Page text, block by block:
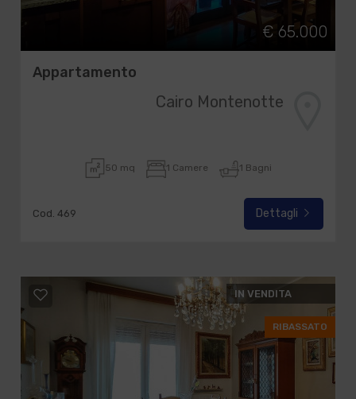
€ 65.000
Appartamento
Cairo Montenotte
50 mq 1 Camere 1 Bagni
Cod. 469 Dettagli
IN VENDITA
RIBASSATO